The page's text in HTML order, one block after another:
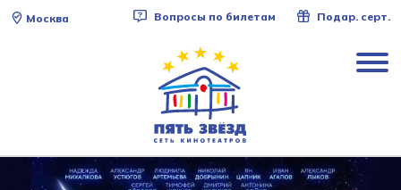
Москва Вопросы по билетам Подар. серт.